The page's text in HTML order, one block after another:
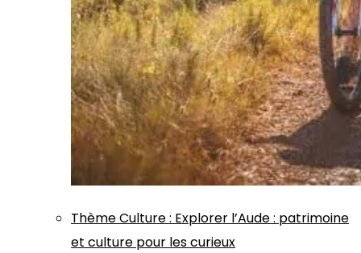
ThèmeCulture: Explorer l’Aude : patrimoine
et culture pour les curieux